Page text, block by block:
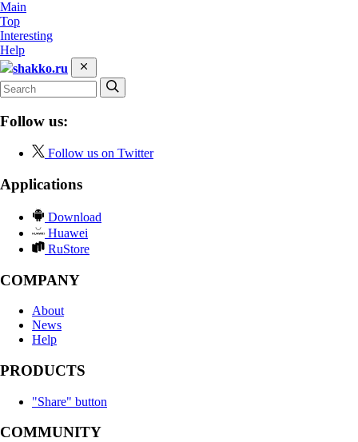
Main
Top
Interesting
Help
shakko.ru
Follow us:
Follow us on Twitter
Applications
Download
Huawei
RuStore
COMPANY
About
News
Help
PRODUCTS
"Share" button
COMMUNITY